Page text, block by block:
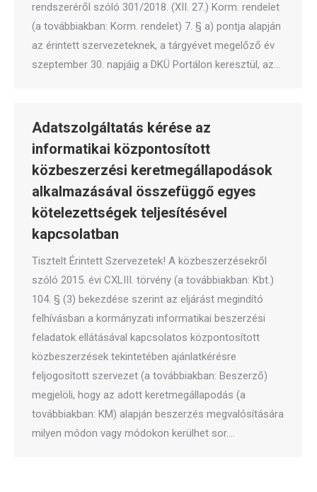
rendszeréről szóló 301/2018. (XII. 27.) Korm. rendelet
(a továbbiakban: Korm. rendelet) 7. § a) pontja alapján
az érintett szervezeteknek, a tárgyévet megelőző év
szeptember 30. napjáig a DKÜ Portálon keresztül, az…
Adatszolgáltatás kérése az
informatikai központosított
közbeszerzési keretmegállapodások
alkalmazásával összefüggő egyes
kötelezettségek teljesítésével
kapcsolatban
Tisztelt Érintett Szervezetek! A közbeszerzésekről
szóló 2015. évi CXLIII. törvény (a továbbiakban: Kbt.)
104. § (3) bekezdése szerint az eljárást megindító
felhívásban a kormányzati informatikai beszerzési
feladatok ellátásával kapcsolatos központosított
közbeszerzések tekintetében ajánlatkérésre
feljogosított szervezet (a továbbiakban: Beszerző)
megjelöli, hogy az adott keretmegállapodás (a
továbbiakban: KM) alapján beszerzés megvalósítására
milyen módon vagy módokon kerülhet sor.…